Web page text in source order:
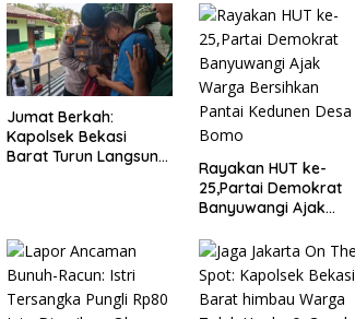
Muslim
Jumat Berkah:
Kapolsek Bekasi
Barat Turun Langsung
Rayakan HUT ke-
25,Partai Demokrat
Banyuwangi Ajak
Pantai Kedunen Desa
Bomo